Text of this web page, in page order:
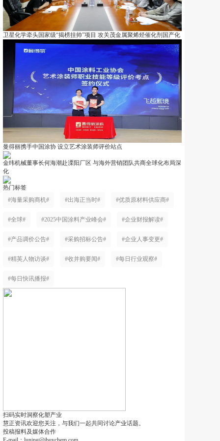
卫星化学牵头国家级“揭榜挂帅”项目 攻关茂金属聚烯烃催化剂国产化
曼得丽携手中国涂协 设立艺术涂装师评价站点
金纬机械董事长何海潮赴溧阳厂区 与海外营销团队共商全球化布局深
化
热门标签
#海量采购商机#
#出海正当时# #优质原材料供应商#
#全球# #2025中国涂料产业峰会# #企业财报解读#
#产品调价公告# #采购招标公告# #企业人事变更#
#精英人物访谈# #收并购要闻# #每日行业观察#
#每日快讯播报#
扫码实时洞察化塑产业
慧正资讯欢迎您关注，与我们一起共同讨论产业话题。
投稿报料及媒体合作